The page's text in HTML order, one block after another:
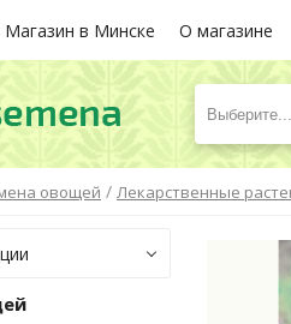
Магазин в Минске О магазине
Выберите...
овощей / Лекарственные